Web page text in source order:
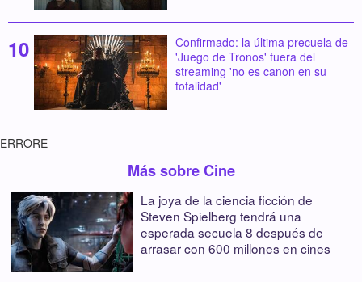
Confirmado: la última precuela de
'Juego de Tronos' fuera del
streaming 'no es canon en su
totalidad'
ERRORE
Más sobre Cine
La joya de la ciencia ficción de
Steven Spielberg tendrá una
esperada secuela 8 después de
arrasar con 600 millones en cines